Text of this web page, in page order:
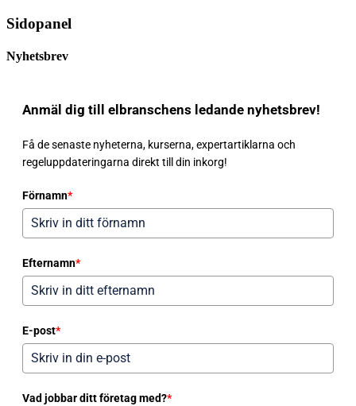
Sidopanel
Nyhetsbrev
Anmäl dig till elbranschens ledande nyhetsbrev!
Få de senaste nyheterna, kurserna, expertartiklarna och
regeluppdateringarna direkt till din inkorg!
Förnamn*
Efternamn*
E-post*
Vad jobbar ditt företag med?*